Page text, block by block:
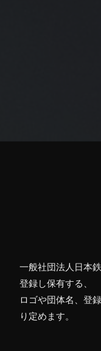
一般社団法人日本
登録し保有する、
ロゴや団体名、登
り定めます。